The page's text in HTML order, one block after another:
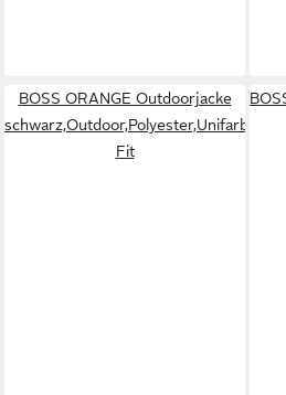
BOSS ORANGE Outdoorjacke
Fit